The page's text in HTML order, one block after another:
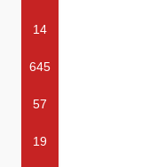
14
645
57
19